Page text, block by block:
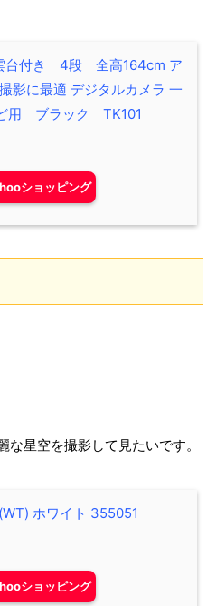
台付き 4段 全高164cm ア
に最適 デジタルカメラ 一
用 ブラック TK101
ショッピング
星空を撮影して見たいです。
ホワイト 355051
ショッピング